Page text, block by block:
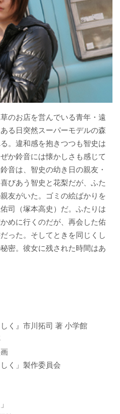
のお店を営んでいる青年・遠
る日突然スーパーモデルの森
。違和感を抱きつつも智史は
か鈴音には懐かしさも感じて
音は、智史の幼き日の親友・
びあう智史と花梨だが、ふた
友がいた。ゴミの絵ばかりを
司（塚本高史）だ。ふたりは
めに行くのだが、再会した佑
った。そしてときを同じくし
密。彼女に残された時間はあ
く』市川拓司 著 小学館
く」製作委員会